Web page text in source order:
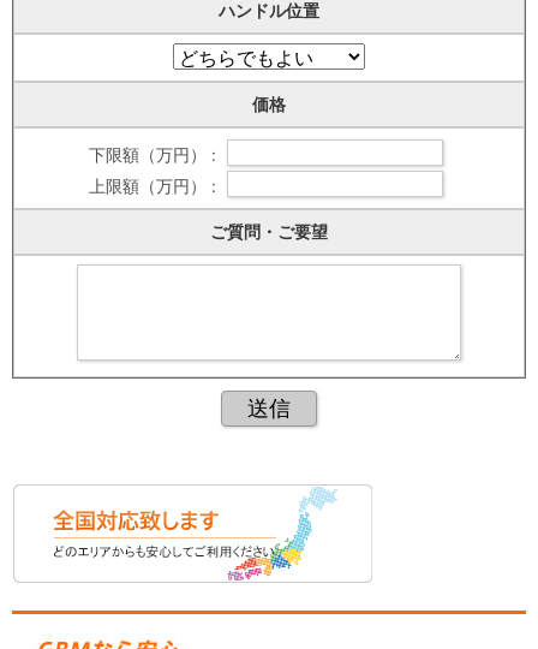
ハンドル位置
価格
下限額（万円） :
上限額（万円） :
ご質問・ご要望